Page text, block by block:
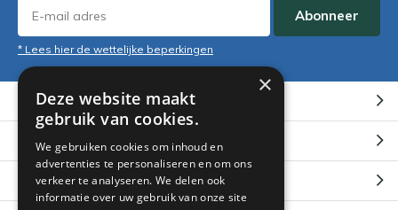
Abonneer
* Lees hier de wettelijke beperkingen
Klantenservice
Mijn account
Categorieën
×
Deze website maakt
gebruik van cookies.
We gebruiken cookies om inhoud en
advertenties te personaliseren en om ons
verkeer te analyseren. We delen ook
informatie over uw gebruik van onze site